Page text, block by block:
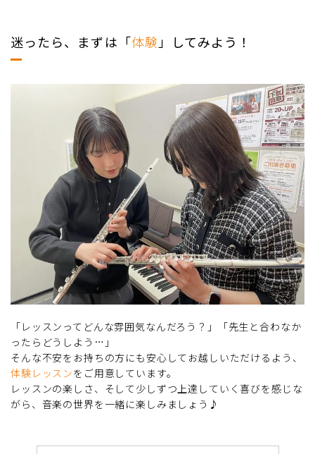
迷ったら、まずは「体験 」してみよう！
「レッスンってどんな雰囲気なんだろう？」「先生と合わなか
ったらどうしよう…」
そんな不安をお持ちの方にも安心してお越しいただけるよう、
体験レッスンをご用意しています。
レッスンの楽しさ、そして少しずつ上達していく喜びを感じな
がら、音楽の世界を一緒に楽しみましょう♪